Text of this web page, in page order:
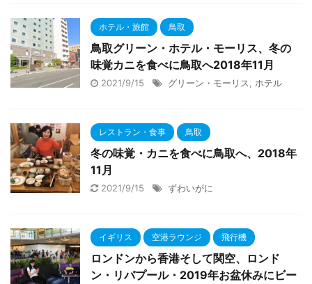
ホテル・旅館 鳥取
鳥取グリーン・ホテル・モーリス、冬の
味覚カニを食べに鳥取へ2018年11月
2021/9/15 グリーン・モーリス ホテル
レストラン・食事 鳥取
冬の味覚・カニを食べに鳥取へ、2018年
11月
2021/9/15 ずわいがに
イギリス 空港ラウンジ 飛行機
ロンドンから香港そして関空、ロンド
ン・リバプール・2019年お盆休みにビー